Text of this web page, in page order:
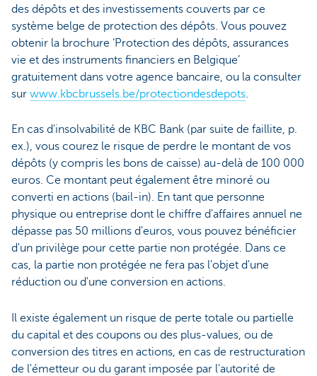
des dépôts et des investissements couverts par ce
système belge de protection des dépôts. Vous pouvez
obtenir la brochure ‘Protection des dépôts, assurances
vie et des instruments financiers en Belgique’
gratuitement dans votre agence bancaire, ou la consulter
sur www.kbcbrussels.be/protectiondesdepots.
En cas d'insolvabilité de KBC Bank (par suite de faillite, p.
ex.), vous courez le risque de perdre le montant de vos
dépôts (y compris les bons de caisse) au-delà de 100 000
euros. Ce montant peut également être minoré ou
converti en actions (bail-in). En tant que personne
physique ou entreprise dont le chiffre d'affaires annuel ne
dépasse pas 50 millions d'euros, vous pouvez bénéficier
d'un privilège pour cette partie non protégée. Dans ce
cas, la partie non protégée ne fera pas l'objet d'une
réduction ou d'une conversion en actions.
Il existe également un risque de perte totale ou partielle
du capital et des coupons ou des plus-values, ou de
conversion des titres en actions, en cas de restructuration
de l'émetteur ou du garant imposée par l'autorité de